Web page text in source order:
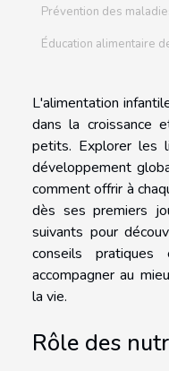
Prévention des
Éducation alimentaire
L'alimentation
dans la croissance
petits. Explorer les
développement
comment offrir à
dès ses premiers
suivants pour
conseils
accompagner au
la vie.
Rôle des